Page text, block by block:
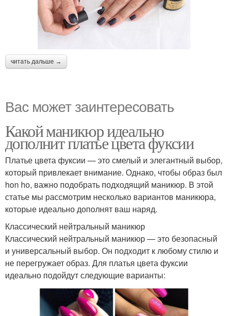
читать дальше →
Вас может заинтересовать
Какой маникюр идеально
дополнит платье цвета фуксии
Платье цвета фуксии — это смелый и элегантный выбор,
который привлекает внимание. Однако, чтобы образ был
hon ho, важно подобрать подходящий маникюр. В этой
статье мы рассмотрим несколько вариантов маникюра,
которые идеально дополнят ваш наряд.
Классический нейтральный маникюр
Классический нейтральный маникюр — это безопасный
и универсальный выбор. Он подходит к любому стилю и
не перегружает образ. Для платья цвета фуксии
идеально подойдут следующие варианты: